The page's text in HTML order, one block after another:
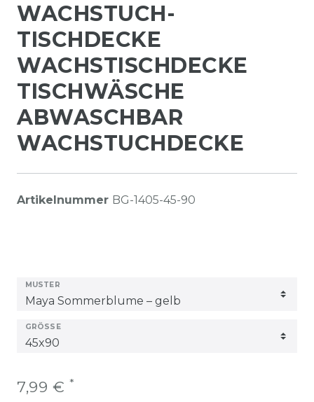
WACHSTUCH-
TISCHDECKE
WACHSTISCHDECKE
TISCHWÄSCHE
ABWASCHBAR
WACHSTUCHDECKE
Artikelnummer BG-1405-45-90
MUSTER
GRÖSSE
7,99 € *